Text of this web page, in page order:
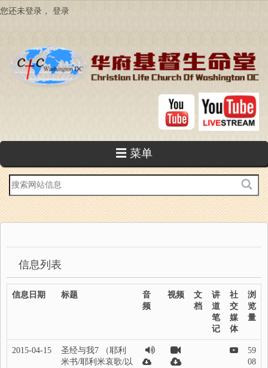
跳
您还未登录， 登录
☰ 菜单
站
内
搜
索
信息列表
信息日期 标题
音
频
视频
文
档
讲
道
笔
记
社
交
媒
体
浏
览
量
2015-04-15
圣经与我7 （耶利
米书/耶利米哀歌/以
59
08